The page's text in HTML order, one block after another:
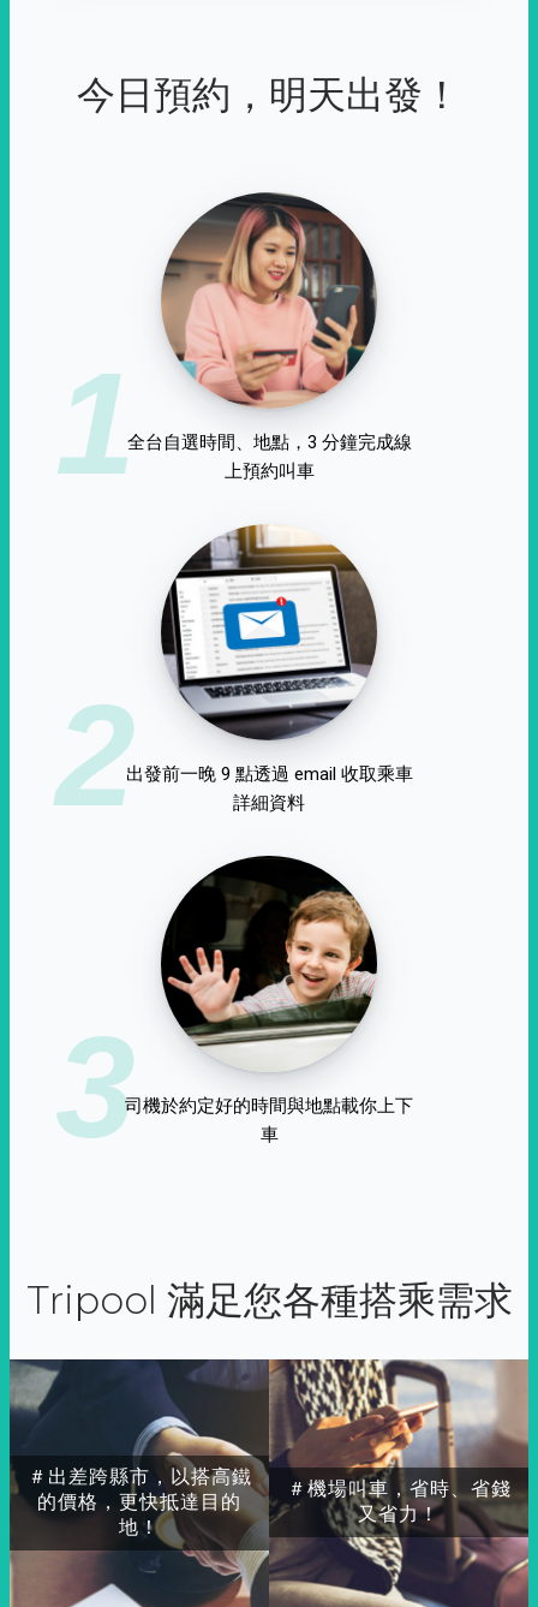
今日預約，明天出發！
1全台自選時間、地點，3 分鐘完成線
上預約叫車
2出發前一晚 9 點透過 email 收取乘車
詳細資料
3司機於約定好的時間與地點載你上下
車
Tripool 滿足您各種搭乘需求
＃出差跨縣市，以搭高鐵
的價格，更快抵達目的
地！
＃機場叫車，省時、省錢
又省力！